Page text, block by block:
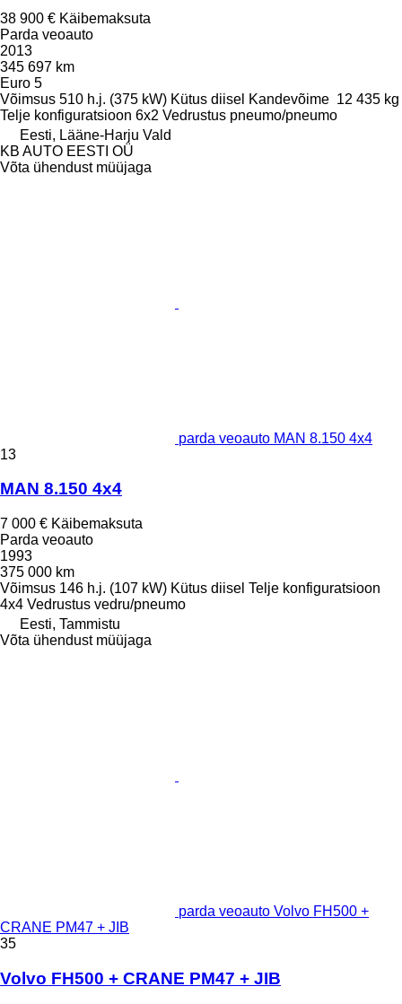
38 900 € Käibemaksuta
Parda veoauto
2013
345 697 km
Euro 5
Võimsus 510 h.j. (375 kW) Kütus diisel Kandevõime 12 435 kg
Telje konfiguratsioon 6x2 Vedrustus pneumo/pneumo
Eesti, Lääne-Harju Vald
KB AUTO EESTI OÜ
Võta ühendust müüjaga
parda veoauto MAN 8.150 4x4
13
MAN 8.150 4x4
7 000 € Käibemaksuta
Parda veoauto
1993
375 000 km
Võimsus 146 h.j. (107 kW) Kütus diisel Telje konfiguratsioon
4x4 Vedrustus vedru/pneumo
Eesti, Tammistu
Võta ühendust müüjaga
parda veoauto Volvo FH500 +
CRANE PM47 + JIB
35
Volvo FH500 + CRANE PM47 + JIB